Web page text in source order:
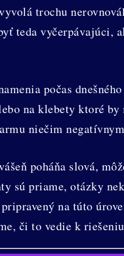
trochu
teda vyčerpávajúci,
počas
na klebety ktoré
niečim
poháňa slová,
sú priame, otázky
na túto
či to vedie k